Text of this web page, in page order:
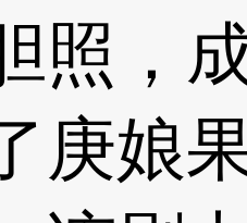
照，
庚娘